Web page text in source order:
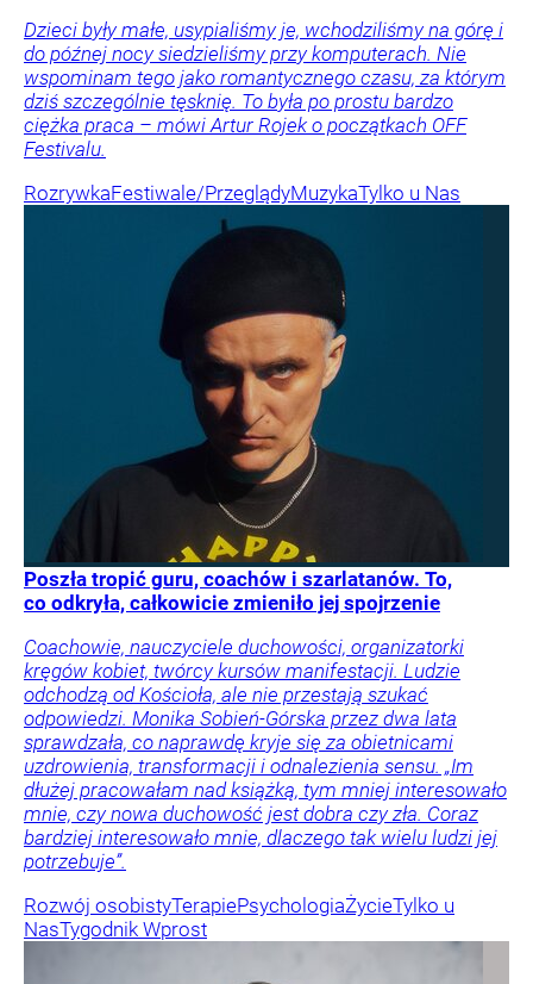
Dzieci były małe, usypialiśmy je, wchodziliśmy na górę i
do późnej nocy siedzieliśmy przy komputerach. Nie
wspominam tego jako romantycznego czasu, za którym
dziś szczególnie tęsknię. To była po prostu bardzo
ciężka praca – mówi Artur Rojek o początkach OFF
Festivalu.
RozrywkaFestiwale/PrzeglądyMuzykaTylko u Nas
Poszła tropić guru, coachów i szarlatanów. To,
co odkryła, całkowicie zmieniło jej spojrzenie
Coachowie, nauczyciele duchowości, organizatorki
kręgów kobiet, twórcy kursów manifestacji. Ludzie
odchodzą od Kościoła, ale nie przestają szukać
odpowiedzi. Monika Sobień-Górska przez dwa lata
sprawdzała, co naprawdę kryje się za obietnicami
uzdrowienia, transformacji i odnalezienia sensu. „Im
dłużej pracowałam nad książką, tym mniej interesowało
mnie, czy nowa duchowość jest dobra czy zła. Coraz
bardziej interesowało mnie, dlaczego tak wielu ludzi jej
potrzebuje”.
Rozwój osobistyTerapiePsychologiaŻycieTylko u
NasTygodnik Wprost